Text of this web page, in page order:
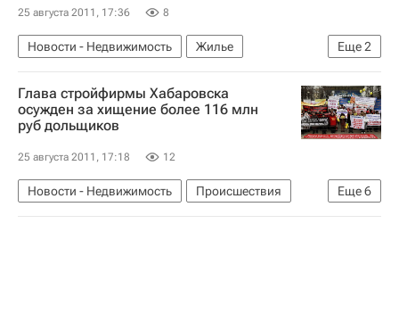
25 августа 2011, 17:36 8
Еще2
Новости - Недвижимость
Жилье
Краснодарский край
Россия
Глава стройфирмы Хабаровска
осужден за хищение более 116 млн
руб дольщиков
25 августа 2011, 17:18 12
Еще6
Новости - Недвижимость
Происшествия
Суды
Дольщики
Хабаровск